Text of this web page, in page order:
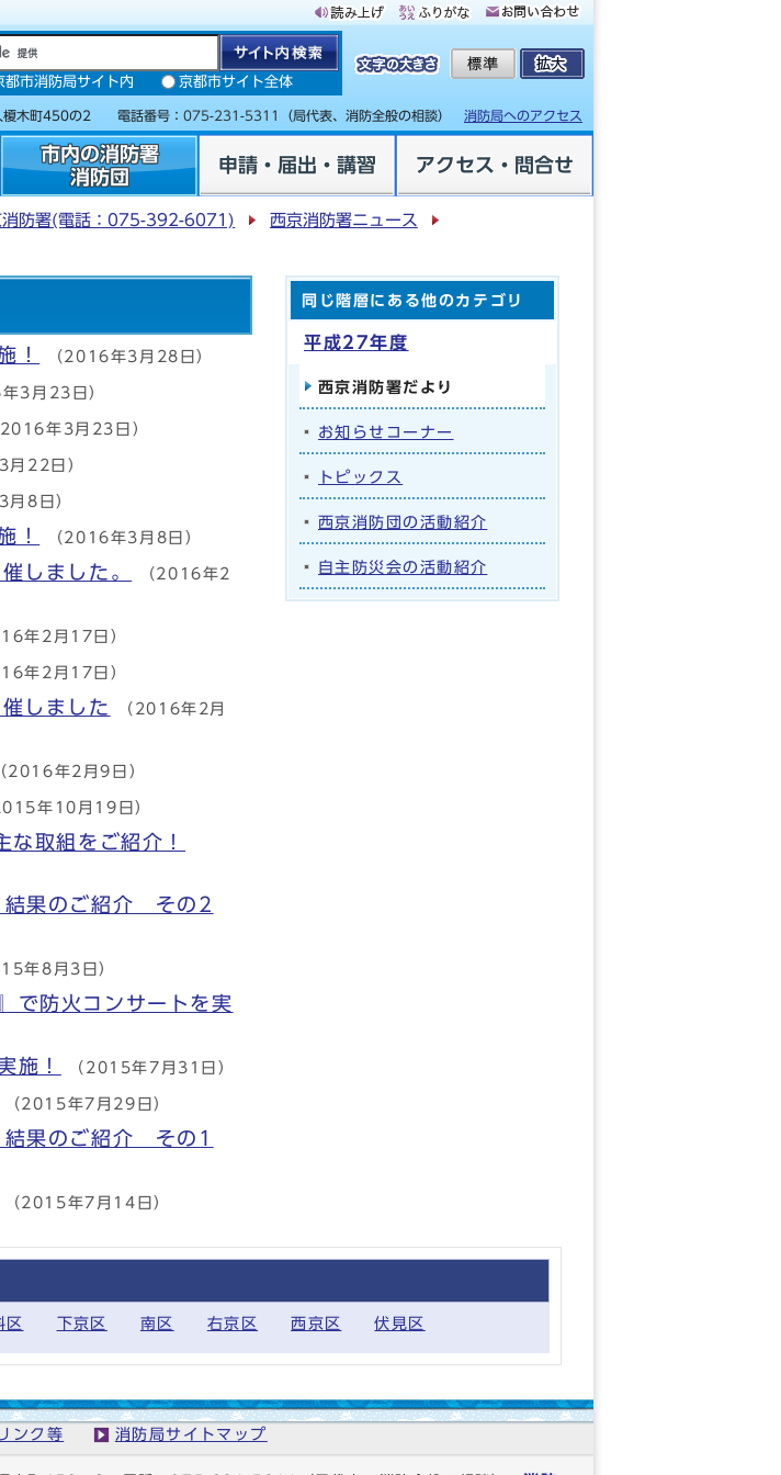
都市消防局サイト内 京都市サイト全体
榎木町450の2 電話番号： 075-231-5311 （局代表、消防全般の相談） 消防局へのアクセス
市内の消防署
消防団
申請・届出・講習 アクセス・問合せ
消防署(電話：075-392-6071)
西京消防署ニュース
！ （2016年3月28日）
3月23日）
2016年3月23日）
月22日）
月8日）
！ （2016年3月8日）
しました。 （2016年2
年2月17日）
年2月17日）
しました （2016年2月
2016年2月9日）
年10月19日）
取組をご紹介！
結果のご紹介 その2
年8月3日）
で防火コンサートを実
施！ （2015年7月31日）
（2015年7月29日）
結果のご紹介 その1
（2015年7月14日）
同じ階層にある他のカテゴリ
平成27年度
西京消防署だより
お知らせコーナー
トピックス
西京消防団の活動紹介
自主防災会の活動紹介
区 下京区 南区 右京区 西京区 伏見区
ンク等 消防局サイトマップ